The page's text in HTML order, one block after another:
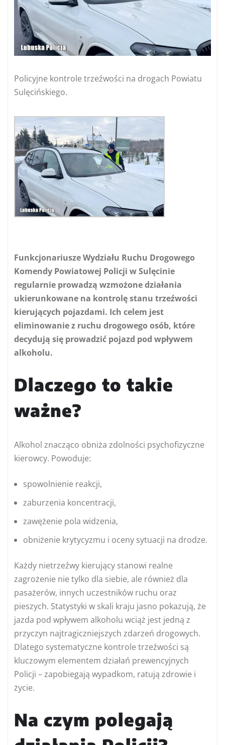
Policyjne kontrole trzeźwości na drogach Powiatu
Sulęcińskiego.
Funkcjonariusze Wydziału Ruchu Drogowego
Komendy Powiatowej Policji w Sulęcinie
regularnie prowadzą wzmożone działania
ukierunkowane na kontrolę stanu trzeźwości
kierujących pojazdami. Ich celem jest
eliminowanie z ruchu drogowego osób, które
decydują się prowadzić pojazd pod wpływem
alkoholu.
Dlaczego to takie
ważne?
Alkohol znacząco obniża zdolności psychofizyczne
kierowcy. Powoduje:
spowolnienie reakcji,
zaburzenia koncentracji,
zawężenie pola widzenia,
obniżenie krytycyzmu i oceny sytuacji na drodze.
Każdy nietrzeźwy kierujący stanowi realne
zagrożenie nie tylko dla siebie, ale również dla
pasażerów, innych uczestników ruchu oraz
pieszych. Statystyki w skali kraju jasno pokazują, że
jazda pod wpływem alkoholu wciąż jest jedną z
przyczyn najtragiczniejszych zdarzeń drogowych.
Dlatego systematyczne kontrole trzeźwości są
kluczowym elementem działań prewencyjnych
Policji – zapobiegają wypadkom, ratują zdrowie i
życie.
Na czym polegają